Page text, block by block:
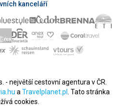
kanceláří
- největší cestovní agentura v ČR.
a Travelplanet.pl
. Tato stránka
cookies.